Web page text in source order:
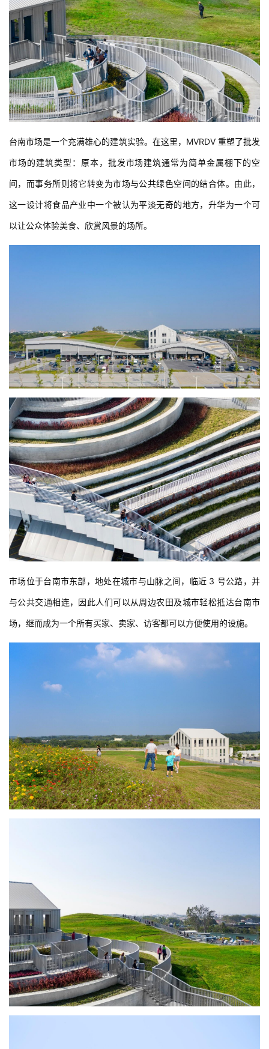
台南市场是一个充满雄心的建筑实验。在这里，MVRDV 重塑了批发
市场的建筑类型：原本，批发市场建筑通常为简单金属棚下的空
间，而事务所则将它转变为市场与公共绿色空间的结合体。由此，
这一设计将食品产业中一个被认为平淡无奇的地方，升华为一个可
以让公众体验美食、欣赏风景的场所。
市场位于台南市东部，地处在城市与山脉之间，临近 3 号公路，并
与公共交通相连，因此人们可以从周边农田及城市轻松抵达台南市
场，继而成为一个所有买家、卖家、访客都可以方便使用的设施。